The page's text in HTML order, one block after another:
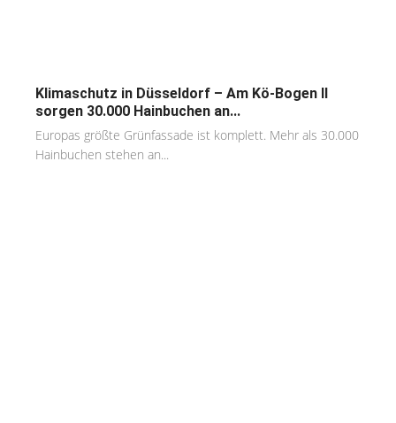
Klimaschutz in Düsseldorf – Am Kö-Bogen II
sorgen 30.000 Hainbuchen an...
Europas größte Grünfassade ist komplett. Mehr als 30.000
Hainbuchen stehen an...